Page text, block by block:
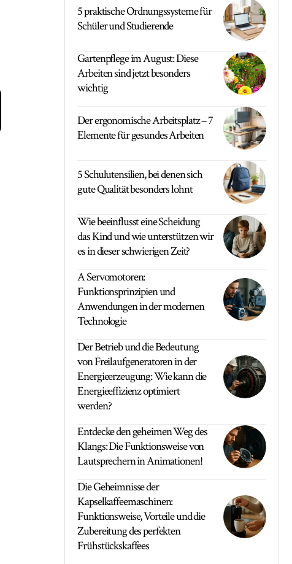
5 praktische Ordnungssysteme für
Schüler und Studierende
Gartenpflege im August: Diese
Arbeiten sind jetzt besonders
wichtig
Der ergonomische Arbeitsplatz – 7
Elemente für gesundes Arbeiten
5 Schulutensilien, bei denen sich
gute Qualität besonders lohnt
Wie beeinflusst eine Scheidung
das Kind und wie unterstützen wir
es in dieser schwierigen Zeit?
A Servomotoren:
Funktionsprinzipien und
Anwendungen in der modernen
Technologie
Der Betrieb und die Bedeutung
von Freilaufgeneratoren in der
Energieerzeugung: Wie kann die
Energieeffizienz optimiert
werden?
Entdecke den geheimen Weg des
Klangs: Die Funktionsweise von
Lautsprechern in Animationen!
Die Geheimnisse der
Kapselkaffeemaschinen:
Funktionsweise, Vorteile und die
Zubereitung des perfekten
Frühstückskaffees